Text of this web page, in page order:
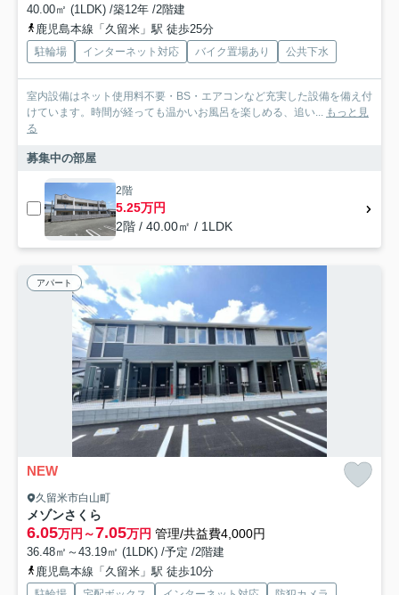
40.00㎡ (1LDK) /築12年 /2階建
鹿児島本線「久留米」駅 徒歩25分
駐輪場 インターネット対応 バイク置場あり 公共下水
室内設備はネット使用料不要・BS・エアコンなど充実した設備を備え付
けています。時間が経っても温かいお風呂を楽しめる、追い... もっと見
る
募集中の部屋
2階
5.25万円
2階 / 40.00㎡ / 1LDK
アパート
NEW
久留米市白山町
メゾンさくら
6.05万円～7.05万円 管理/共益費4,000円
36.48㎡～43.19㎡ (1LDK) /予定 /2階建
鹿児島本線「久留米」駅 徒歩10分